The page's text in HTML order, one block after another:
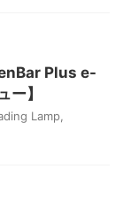
Plus e-
】
Lamp